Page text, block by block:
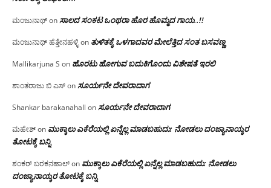
ಮಂಜುನಾಥ್onಸಾಲದ ಸಂಕಟ ಒಂಥರಾ ಹೊರ ಹೊಮ್ಮದ ಗಾಯ..!!
ಮಂಜುನಾಥ್ ಹೆತ್ತೇನಹಳ್ಳಿon ತುಳಿತಕ್ಕೆ ಒಳಗಾದವರ ಮೇಲೆತ್ತಿದ ಸಂತ ಬಸವಣ್ಣ
Mallikarjuna S on ಹೊರಟು ಹೋಗುವ ಬದುಕಿಗೊಂದು ವಿಶೇಷತೆ ಇರಲಿ
ಶಾಂತರಾಜು ಬಿ ಎಸ್onಸೂರ್ಯನೇ ದೇವರಾದಾಗ
Shankar barakanahall onಸೂರ್ಯನೇ ದೇವರಾದಾಗ
ಮಹೇಶ್on ಮುಕ್ಕಾಲು ಎಕೆರೆಯಲ್ಲಿ ಏನ್ನೆಲ್ಲ‌ ಮಾಡಬಹುದು: ನೋಡಲು ದಂಜ್ಯಾನಾಯ್ಕರ
ತೋಟಕ್ಕೆ ಬನ್ನಿ
ಶಂಕರ್ ಬರಕನಹಾಲ್on ಮುಕ್ಕಾಲು ಎಕೆರೆಯಲ್ಲಿ ಏನ್ನೆಲ್ಲ‌ ಮಾಡಬಹುದು: ನೋಡಲು
ದಂಜ್ಯಾನಾಯ್ಕರ ತೋಟಕ್ಕೆ ಬನ್ನಿ